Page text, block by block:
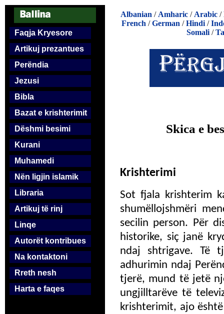
Faqja Kryesore
Artikuj prezantues
Perëndia
Jezusi
Bibla
Bazat e krishterimit
Dëshmi besimi
Kurani
Muhamedi
Nën ligjin islamik
Libraria
Artikuj të rinj
Linqe
Autorët kontribues
Na kontaktoni
Rreth nesh
Harta e faqes
Albanian / Amharic / Arabic /
French /German /Hindi /
Somali/
Skica e
Krishterimi
Sot fjala krishterim
shumëllojshmëri
secilin person. Për
historike, siç janë
ndaj shtrigave. Të
adhurimin ndaj
tjerë, mund të jetë
ungjilltarëve të
krishterimit, ajo